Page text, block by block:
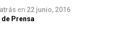
en 22 junio, 2016
Prensa